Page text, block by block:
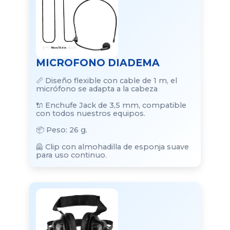
MICROFONO DIADEMA
📏 Diseño flexible con cable de 1 m, el
micrófono se adapta a la cabeza
🔌 Enchufe Jack de 3,5 mm, compatible
con todos nuestros equipos.
📦 Peso: 26 g.
🦺 Clip con almohadilla de esponja suave
para uso continuo.